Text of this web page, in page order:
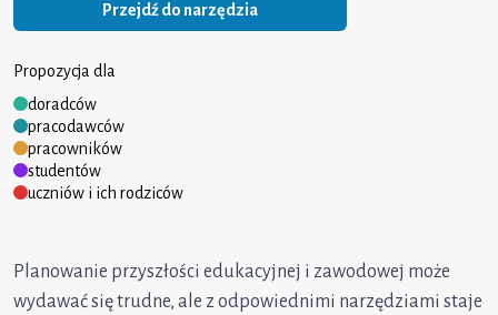
Przejdź do narzędzia
Propozycja dla
doradców
pracodawców
pracowników
studentów
uczniów i ich rodziców
Planowanie przyszłości edukacyjnej i zawodowej może
wydawać się trudne, ale z odpowiednimi narzędziami staje